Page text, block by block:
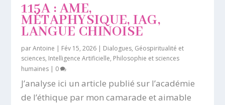
115A : AME,
MÉTAPHYSIQUE, IAG,
LANGUE CHINOISE
parAntoine | Fév 15, 2026 | Dialogues, Géospiritualité et
sciences, Intelligence Artificielle, Philosophie et sciences
humaines | 0
J’analyse ici un article publié sur l’académie
de l’éthique par mon camarade et aimable